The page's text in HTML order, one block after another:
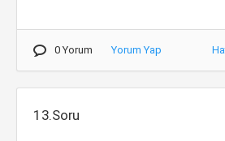
0 Yorum Yorum Yap
13.Soru